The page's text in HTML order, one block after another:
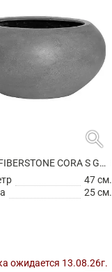
search
КАШПО FIBERSTONE CORA S GREY
47 см.
25 см.
ожидается 13.08.26г.